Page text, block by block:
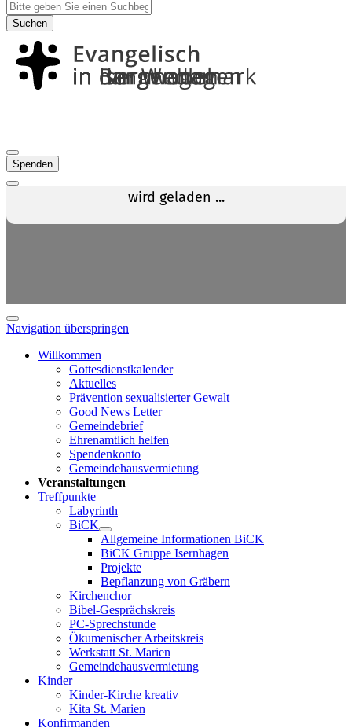
Suchen
Spenden
Navigation überspringen
Willkommen
Gottesdienstkalender
Aktuelles
Prävention sexualisierter Gewalt
Good News Letter
Gemeindebrief
Ehrenamtlich helfen
Spendenkonto
Gemeindehausvermietung
Veranstaltungen
Treffpunkte
Labyrinth
BiCK
Allgemeine Informationen BiCK
BiCK Gruppe Isernhagen
Projekte
Bepflanzung von Gräbern
Kirchenchor
Bibel-Gesprächskreis
PC-Sprechstunde
Ökumenischer Arbeitskreis
Werkstatt St. Marien
Gemeindehausvermietung
Kinder
Kinder-Kirche kreativ
Kita St. Marien
Konfirmanden